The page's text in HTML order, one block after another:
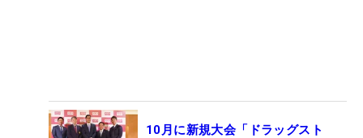
10月に新規大会「ドラッグスト